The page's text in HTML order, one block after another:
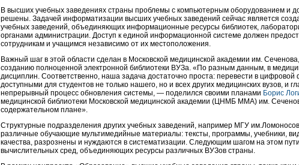
В высших учебных заведениях страны проблемы с компьютерным оборудованием и
решены. Задачей информатизации высших учебных заведений сейчас является
учебных заведений, объединяющих информационные ресурсы библиотек,
органами администрации. Доступ к единой информационной системе должен
сотрудникам и учащимся независимо от их местоположения.
Важный шаг в этой области сделан в Московской медицинской академии им.
созданию полноценной электронной библиотеки ВУЗа. «По разным данным, в
дисциплин. Соответственно, наша задача достаточно проста: перевести в
доступными для студентов не только нашего, но и всех других медицинских вузов, и
непрерывный процесс обновления системы, — поделился своими планами Борис
медицинской библиотеки Московской медицинской академии (ЦНМБ ММА) им.
содержательном плане».
Структурные подразделения других учебных заведений, например МГУ
различные обучающие мультимедийные материалы: тексты, программы, учебники,
качества, разрознены и нуждаются в систематизации. Следующим шагом на этом
вычислительных сред, объединяющих ресурсы различных ВУЗов страны.